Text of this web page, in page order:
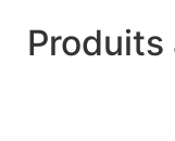
Produits